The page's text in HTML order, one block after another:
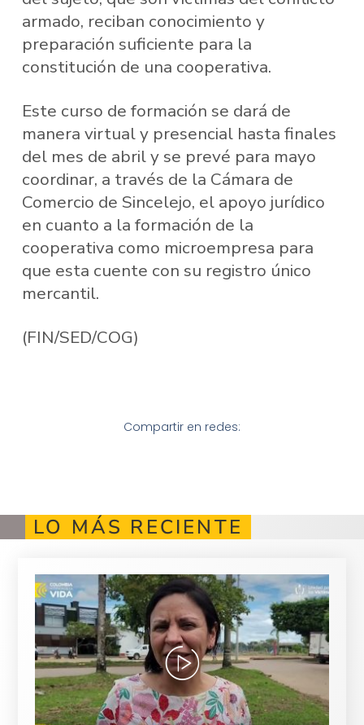
armado, reciban conocimiento y
preparación suficiente para la
constitución de una cooperativa.
Este curso de formación se dará de
manera virtual y presencial hasta finales
del mes de abril y se prevé para mayo
coordinar, a través de la Cámara de
Comercio de Sincelejo, el apoyo jurídico
en cuanto a la formación de la
cooperativa como microempresa para
que esta cuente con su registro único
mercantil.
(FIN/SED/COG)
Compartir en redes:
LO MÁS RECIENTE